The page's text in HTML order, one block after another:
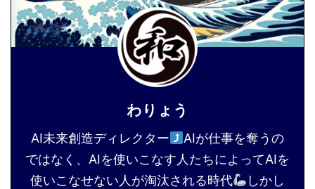
わりょう
AI未来創造ディレクター
AIが仕事を奪うの
ではなく、AIを使いこなす人たちによってAIを
使いこなせない人が淘汰される時代
しかし